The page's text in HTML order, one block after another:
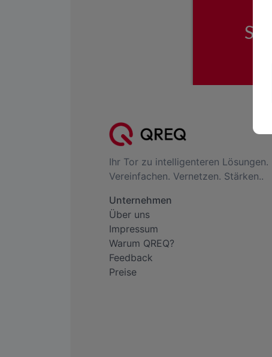
Ihr Tor zu intelligenteren Lösungen.
Vereinfachen. Vernetzen. Stärken..
Unternehmen
Über uns
Impressum
Warum QREQ?
Feedback
Preise